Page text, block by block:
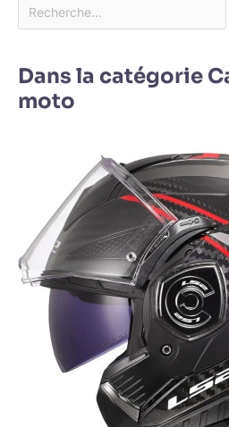
Dans la catégorie
moto